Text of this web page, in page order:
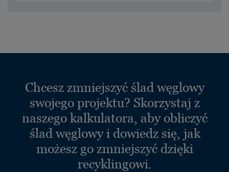
Chcesz zmniejszyć ślad węglowy
swojego projektu? Skorzystaj z
naszego kalkulatora, aby obliczyć
ślad węglowy i dowiedz się, jak
możesz go zmniejszyć dzięki
recyklingowi.